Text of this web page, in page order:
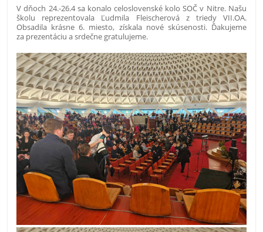
V dňoch 24.-26.4 sa konalo celoslovenské kolo SOČ v Nitre. Našu
školu reprezentovala Ľudmila Fleischerová z triedy VII.OA.
Obsadila krásne 6. miesto, získala nové skúsenosti. Ďakujeme
za prezentáciu a srdečne gratulujeme.